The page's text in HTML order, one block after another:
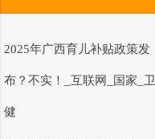
2025年广西育儿补贴政策发
布？不实！_互联网_国家_卫
健